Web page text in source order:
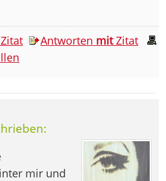
Zitat Antworten mitZitat
mir und